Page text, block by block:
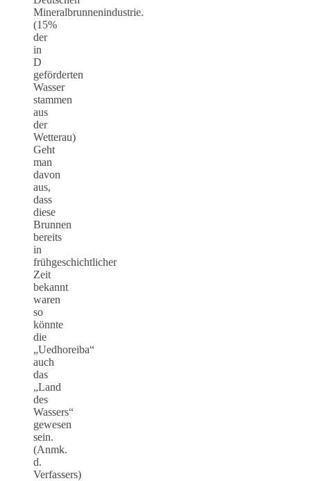
Mineralbrunnenindustrie.
(15%
der
in
D
geförderten
Wasser
stammen
aus
der
Wetterau)
Geht
man
davon
aus,
dass
diese
Brunnen
bereits
in
frühgeschichtlicher
Zeit
bekannt
waren
so
könnte
die
„Uedhoreiba“
auch
das
„Land
des
Wassers“
gewesen
sein.
(Anmk.
d.
Verfassers)